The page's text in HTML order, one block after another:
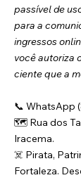
passível de
para a
ingressos
você autoriza
ciente que a
📞 WhatsApp
🗺️ Rua dos
Iracema.
☠️ Pirata,
Fortaleza.